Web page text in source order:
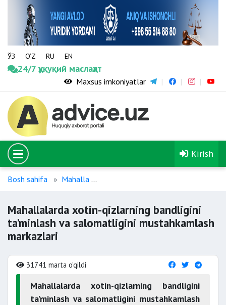
ЎЗ O‘Z RU EN
24/7 ҳуқуқий маслаҳат
Maxsus imkoniyatlar
Kirish
Bosh sahifa Mahalla
Mahallalarda xotin-qizlarning bandligini
ta’minlash va salomatligini mustahkamlash
markazlari
31741 marta o'qildi
Mahallalarda xotin-qizlarning bandligini
ta’minlash va salomatligini mustahkamlash